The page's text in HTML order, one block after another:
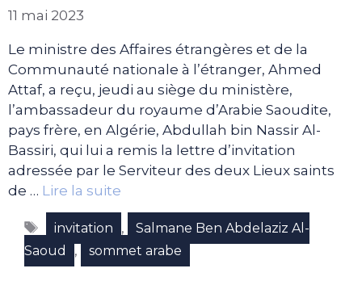
11 mai 2023
Le ministre des Affaires étrangères et de la
Communauté nationale à l’étranger, Ahmed
Attaf, a reçu, jeudi au siège du ministère,
l’ambassadeur du royaume d’Arabie Saoudite,
pays frère, en Algérie, Abdullah bin Nassir Al-
Bassiri, qui lui a remis la lettre d’invitation
adressée par le Serviteur des deux Lieux saints
de … Lire la suite
Étiquettes
invitation ,
Salmane Ben Abdelaziz Al-
Saoud
, sommet arabe